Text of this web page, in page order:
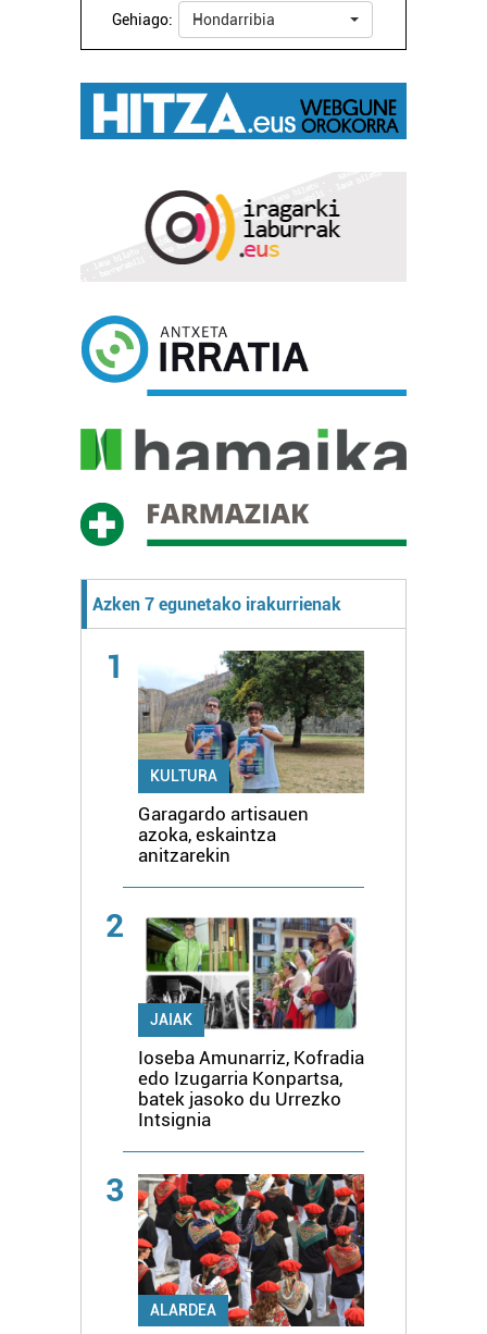
Gehiago: Hondarribia
Azken 7 egunetako irakurrienak
1
KULTURA
Garagardo artisauen
azoka, eskaintza
anitzarekin
2
JAIAK
Ioseba Amunarriz, Kofradia
edo Izugarria Konpartsa,
batek jasoko du Urrezko
Intsignia
3
ALARDEA